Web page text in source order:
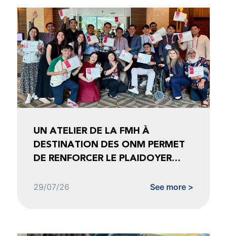
UN ATELIER DE LA FMH À
DESTINATION DES ONM PERMET
DE RENFORCER LE PLAIDOYER
29/07/26 See more >